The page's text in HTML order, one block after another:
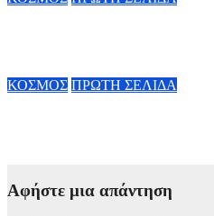
ΚΟΣΜΟΣ ΠΡΩΤΗ ΣΕΛΙΔΑ
Αφήστε μια απάντηση